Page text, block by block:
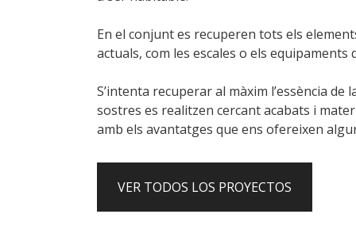
En el conjunt es recuperen tots els
actuals, com les escales o els equipaments
S’intenta recuperar al màxim l’essència
sostres es realitzen cercant acabats i
amb els avantatges que ens ofereixen
VER TODOS LOS PROYECTOS